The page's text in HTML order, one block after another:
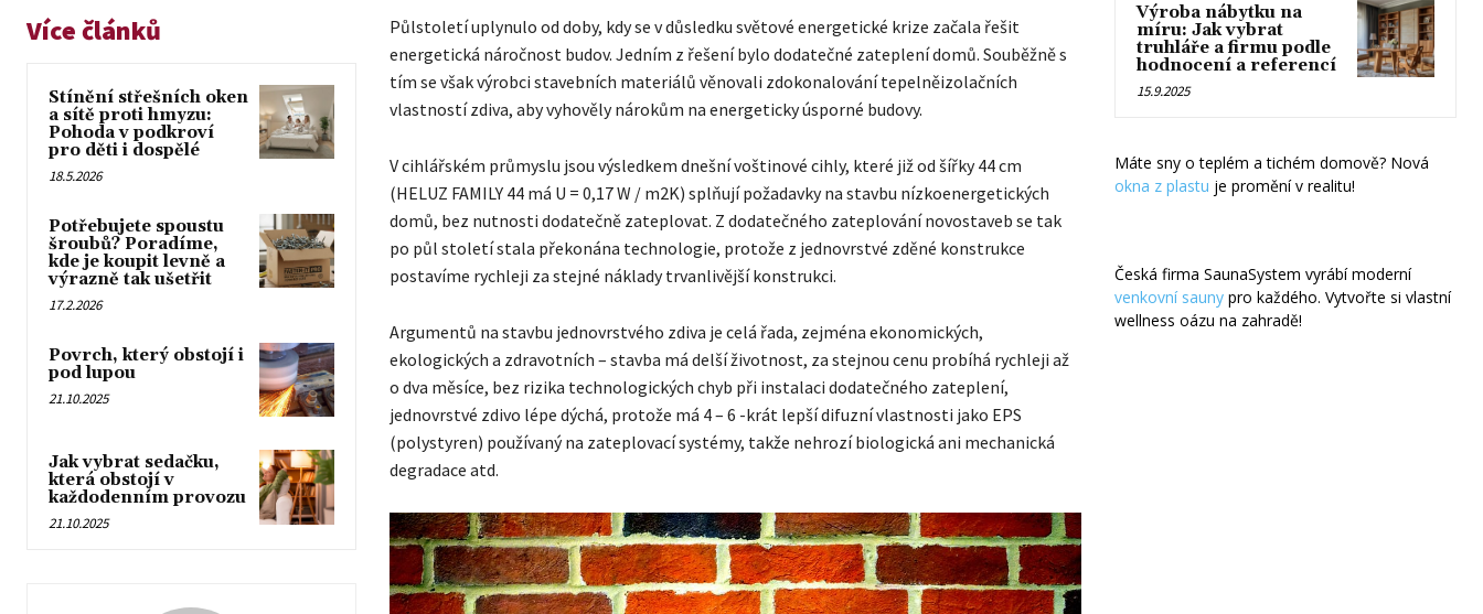
Více článků
Stínění střešních oken
a sítě proti hmyzu:
Pohoda v podkroví
pro děti i dospělé
18.5.2026
Potřebujete spoustu
šroubů? Poradíme,
kde je koupit levně a
výrazně tak ušetřit
17.2.2026
Povrch, který obstojí i
pod lupou
21.10.2025
Jak vybrat sedačku,
která obstojí v
každodenním provozu
21.10.2025
Půlstoletí uplynulo od doby, kdy se v důsledku světové energetické krize začala řešit
energetická náročnost budov. Jedním z řešení bylo dodatečné zateplení domů. Souběžně s
tím se však výrobci stavebních materiálů věnovali zdokonalování tepelněizolačních
vlastností zdiva, aby vyhověly nárokům na energeticky úsporné budovy.
V cihlářském průmyslu jsou výsledkem dnešní voštinové cihly, které již od šířky 44 cm
(HELUZ FAMILY 44 má U = 0,17 W / m2K) splňují požadavky na stavbu nízkoenergetických
domů, bez nutnosti dodatečně zateplovat. Z dodatečného zateplování novostaveb se tak
po půl století stala překonána technologie, protože z jednovrstvé zděné konstrukce
postavíme rychleji za stejné náklady trvanlivější konstrukci.
Argumentů na stavbu jednovrstvého zdiva je celá řada, zejména ekonomických,
ekologických a zdravotních – stavba má delší životnost, za stejnou cenu probíhá rychleji až
o dva měsíce, bez rizika technologických chyb při instalaci dodatečného zateplení,
jednovrstvé zdivo lépe dýchá, protože má 4 – 6 -krát lepší difuzní vlastnosti jako EPS
(polystyren) používaný na zateplovací systémy, takže nehrozí biologická ani mechanická
degradace atd.
Výroba nábytku na
míru: Jak vybrat
truhláře a firmu podle
hodnocení a referencí
15.9.2025
Máte sny o teplém a tichém domově? Nová
okna z plastu je promění v realitu!
Česká firma SaunaSystem vyrábí moderní
venkovní sauny pro každého. Vytvořte si vlastní
wellness oázu na zahradě!